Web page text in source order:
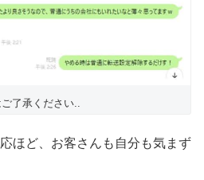
了承ください..
ほど、お客さんも自分も気まず